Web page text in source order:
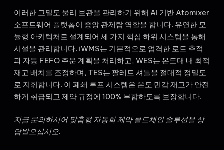
이러한 고밀도 물리 보관을 관리하기 위해 AI 기반 Atomixer
소프트웨어 플랫폼이 중앙 관제탑 역할을 합니다. 유연한 모
듈형 아키텍처로 설계되어 세 가지 핵심 하위 시스템을 통해
시설을 관리합니다. iWMS는 기본적으로 엄격한 로트 추적
과 자동 FEFO 주문 계획을 처리하고, WES는 온도대 내 최적
재고 배치를 조정하며, TES는 팔레트 셔틀을 절대적 정밀도
로 지휘합니다. 이 폐쇄 루프 시스템은 온도 민감 재고가 안전
하게 취급되고 제약 규정에 100% 부합하도록 보장합니다.
지금 문의하시어 맞춤형 자동화 제약 콜드체인 솔루션을 상
담받으십시오.